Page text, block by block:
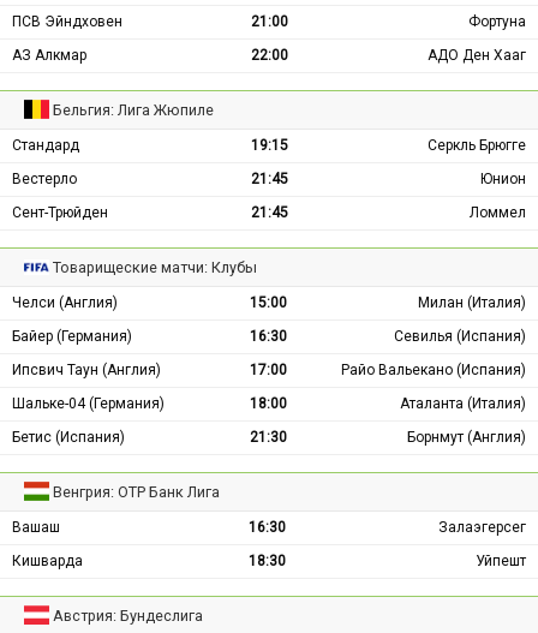
ПСВ Эйндховен 21:00
Фортуна
АЗ Алкмар
22:00 АДО Ден Хааг
Бельгия: Лига Жюпиле
Стандард 19:15
Серкль Брюгге
Вестерло
21:45
Юнион
Сент-Трюйден
21:45 Ломмел
Товарищеские матчи: Клубы
Челси (Англия) 15:00
Милан (Италия)
Байер (Германия)
16:30
Севилья (Испания)
Ипсвич Таун (Англия)
17:00
Райо Вальекано (Испания)
Шальке-04 (Германия)
18:00
Аталанта (Италия)
Бетис (Испания)
21:30 Борнмут (Англия)
Венгрия: ОТР Банк Лига
Вашаш 16:30
Залаэгерсег
Кишварда
18:30 Уйпешт
Австрия: Бундеслига